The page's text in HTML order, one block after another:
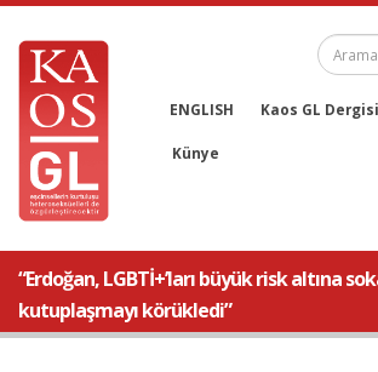
ENGLISH Kaos GL Dergisi
Künye
“Erdoğan, LGBTİ+’ları büyük risk altına
kutuplaşmayı körükledi”